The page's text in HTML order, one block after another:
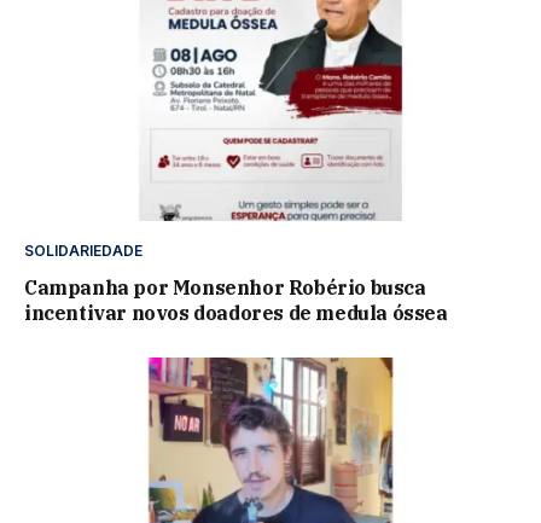
SOLIDARIEDADE
Campanha por Monsenhor Robério busca
incentivar novos doadores de medula óssea